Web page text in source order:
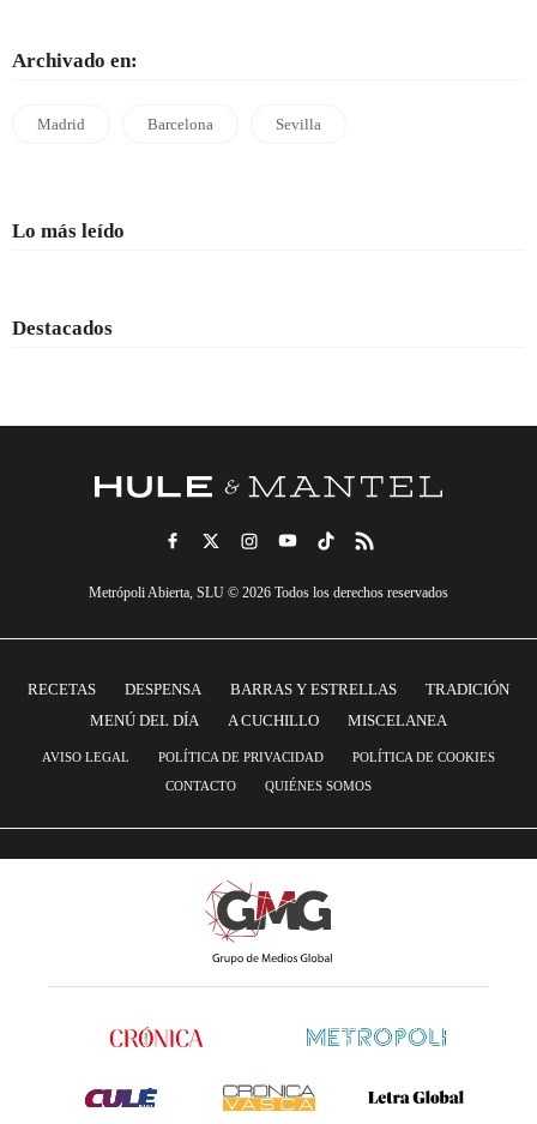
Archivado en:
Madrid Barcelona Sevilla
Lo más leído
Destacados
Metrópoli Abierta, SLU © 2026 Todos los derechos reservados
RECETAS DESPENSA BARRAS Y ESTRELLAS
TRADICIÓN
MENÚ DEL DÍA
A CUCHILLO MISCELANEA
AVISO LEGAL POLÍTICA DE PRIVACIDAD
POLÍTICA DE COOKIES
CONTACTO
QUIÉNES SOMOS